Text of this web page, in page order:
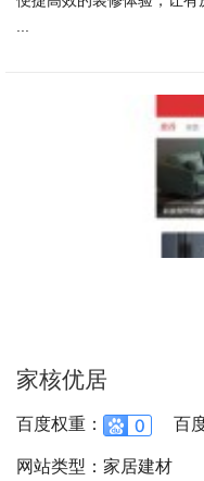
...
家核优居
百度权重： 百
网站类型：家居建材